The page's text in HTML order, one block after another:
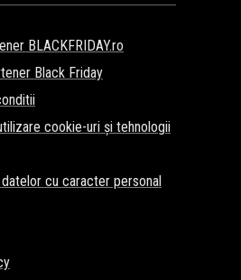
BLACKFRIDAY.ro
Black Friday
cookie-uri și tehnologii
cu caracter personal